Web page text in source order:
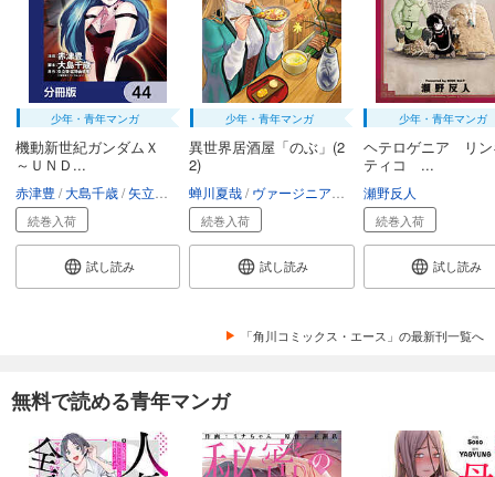
少年・青年マンガ
機動新世紀ガンダムＸ
～ＵＮＤ...
赤津豊 大島千歳 矢立肇・富野由悠季
続巻入荷
試し読み
少年・青年マンガ
異世界居酒屋「のぶ」(2
2)
蝉川夏哉 ヴァージニア二等兵 転
続巻入荷
試し読み
少年・青年マンガ
ヘテロゲニア リン
ティコ ...
瀬野反人
続巻入荷
試し読み
「角川コミックス・エース」の最新刊一覧へ
無料で読める青年マンガ